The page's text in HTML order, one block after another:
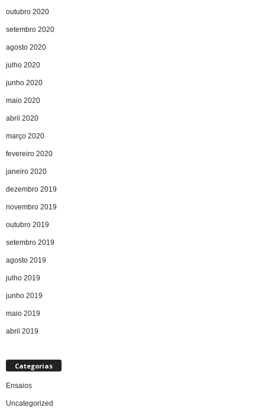
outubro 2020
setembro 2020
agosto 2020
julho 2020
junho 2020
maio 2020
abril 2020
março 2020
fevereiro 2020
janeiro 2020
dezembro 2019
novembro 2019
outubro 2019
setembro 2019
agosto 2019
julho 2019
junho 2019
maio 2019
abril 2019
Categorias
Ensaios
Uncategorized